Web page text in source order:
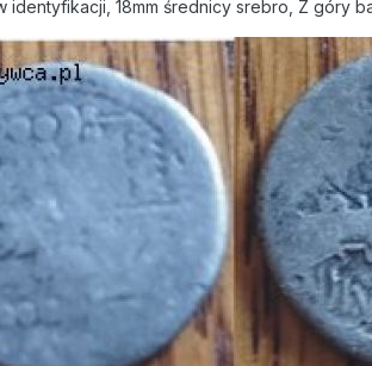
identyfikacji, 18mm średnicy srebro, Z góry